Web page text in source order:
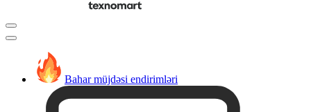
Bahar müjdəsi endirimləri